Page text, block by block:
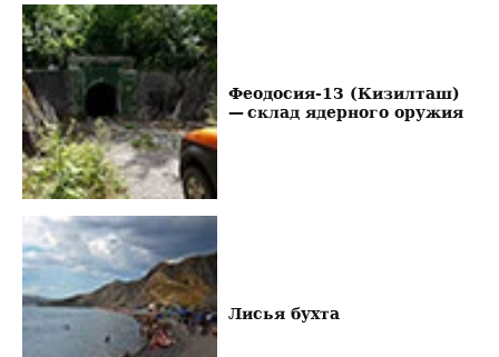
Феодосия-13 (Кизилташ)
— склад ядерного оружия
Лисья бухта